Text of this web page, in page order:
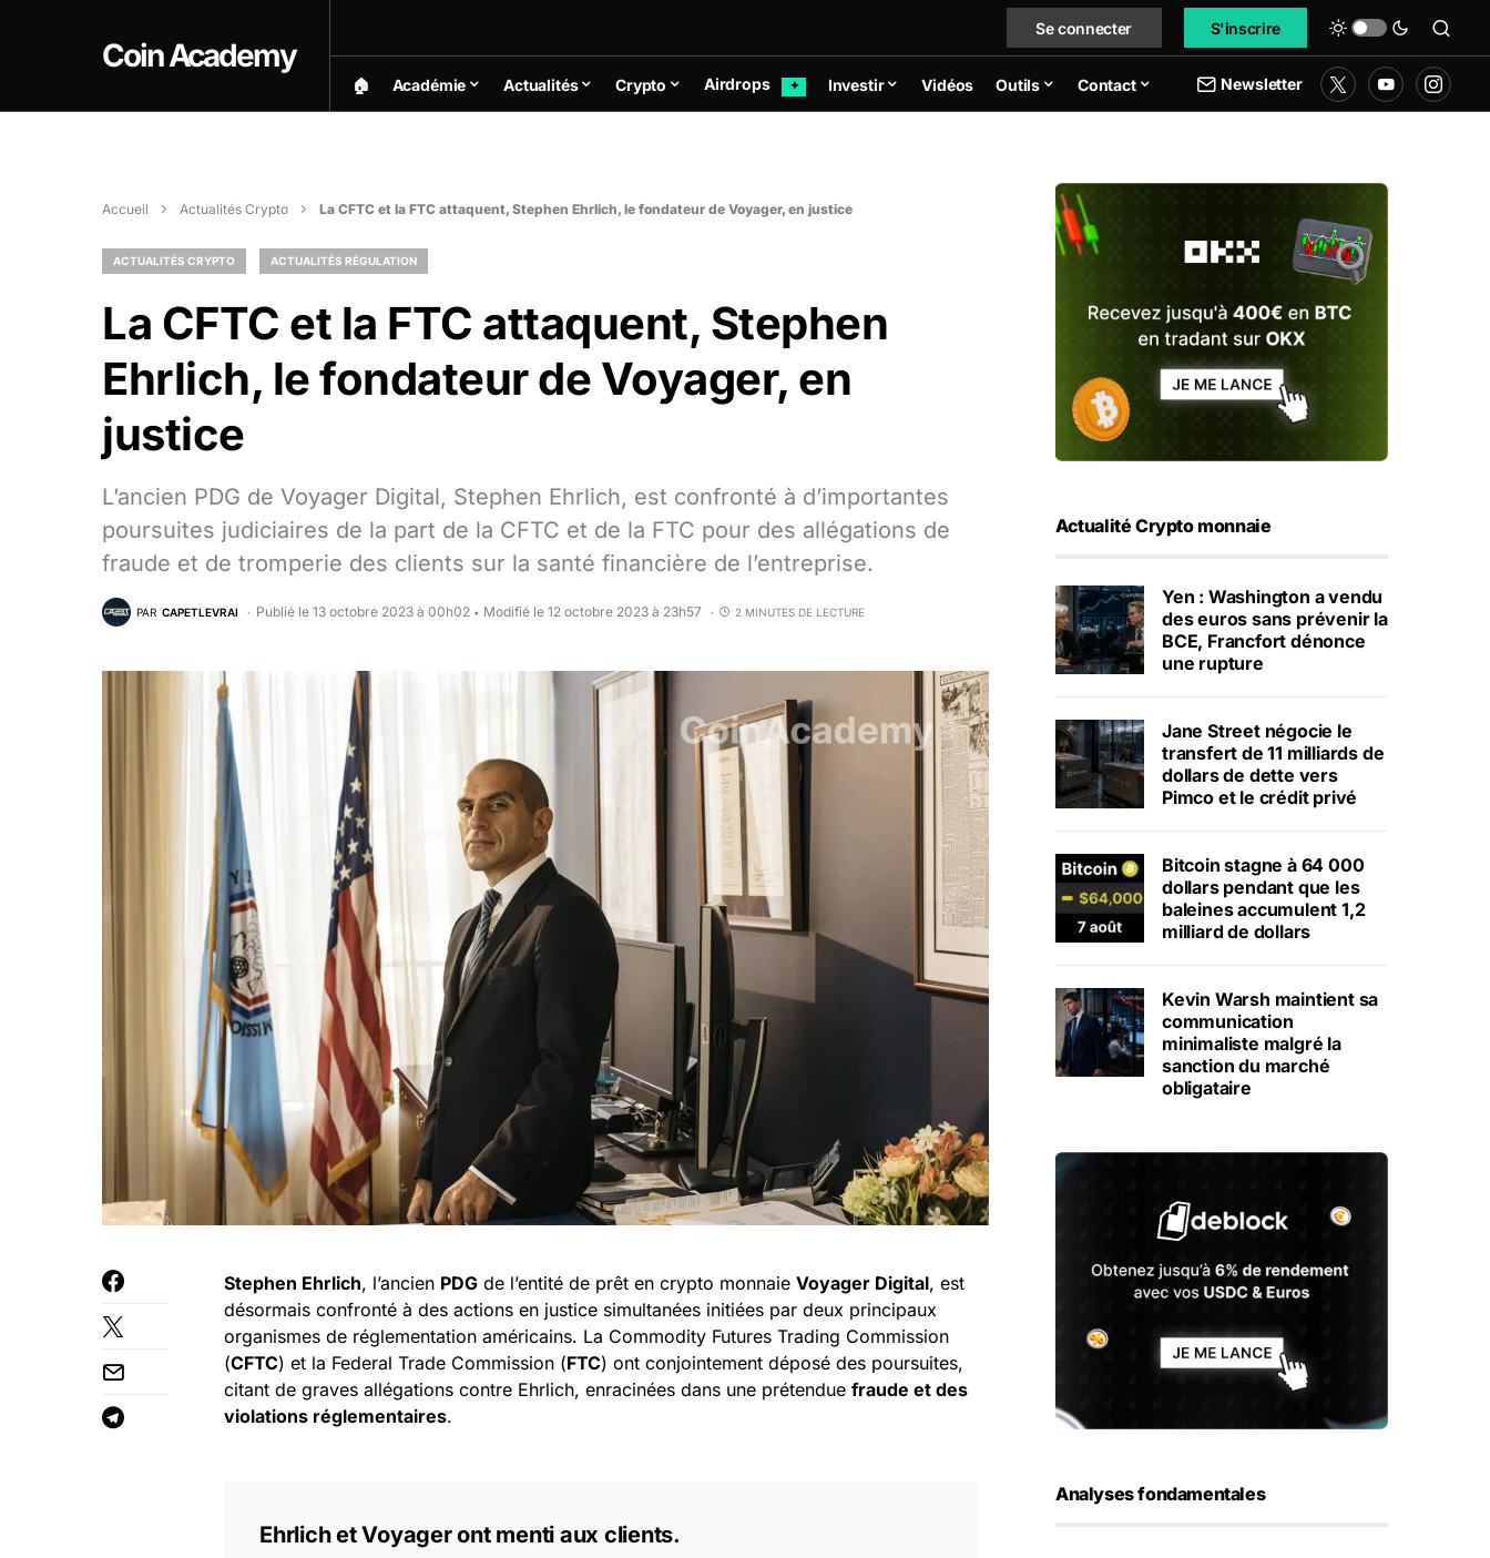
Coin Academy
Se connecter S'inscrire
🏠︎ Académie Actualités Crypto Airdrops ✦ Investir Vidéos Outils Contact Newsletter
Accueil Actualités Crypto La CFTC et la FTC attaquent, Stephen Ehrlich, le fondateur de Voyager, en justice
ACTUALITÉS CRYPTO ACTUALITÉS RÉGULATION
La CFTC et la FTC attaquent, Stephen
Ehrlich, le fondateur de Voyager, en
justice
L’ancien PDG de Voyager Digital, Stephen Ehrlich, est confronté à d’importantes
poursuites judiciaires de la part de la CFTC et de la FTC pour des allégations de
fraude et de tromperie des clients sur la santé financière de l’entreprise.
PAR CAPETLEVRAI Publié le 13 octobre 2023 à 00h02 • Modifié le 12 octobre 2023 à 23h57 2 MINUTES DE LECTURE
Stephen Ehrlich, l’ancien PDG de l’entité de prêt en crypto monnaie Voyager Digital, est
désormais confronté à des actions en justice simultanées initiées par deux principaux
organismes de réglementation américains. La Commodity Futures Trading Commission
(CFTC) et la Federal Trade Commission (FTC) ont conjointement déposé des poursuites,
citant de graves allégations contre Ehrlich, enracinées dans une prétendue fraude et des
violations réglementaires.
Ehrlich et Voyager ont menti aux clients.
Actualité Crypto monnaie
Yen : Washington a vendu
des euros sans prévenir la
BCE, Francfort dénonce
une rupture
Jane Street négocie le
transfert de 11 milliards de
dollars de dette vers
Pimco et le crédit privé
Bitcoin stagne à 64 000
dollars pendant que les
baleines accumulent 1,2
milliard de dollars
Kevin Warsh maintient sa
communication
minimaliste malgré la
sanction du marché
obligataire
Analyses fondamentales